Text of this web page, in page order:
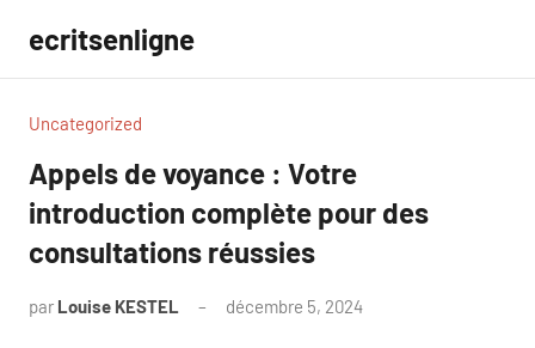
contenu
ecritsenligne
Uncategorized
Appels de voyance : Votre
introduction complète pour des
consultations réussies
par Louise KESTEL décembre 5, 2024